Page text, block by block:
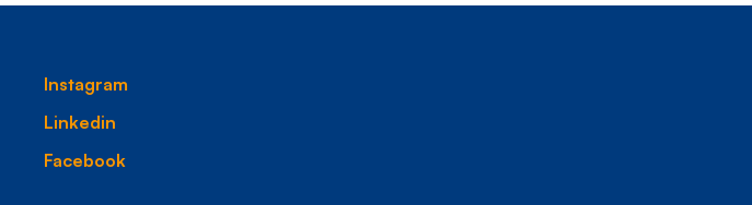
Instagram
Linkedin
Facebook